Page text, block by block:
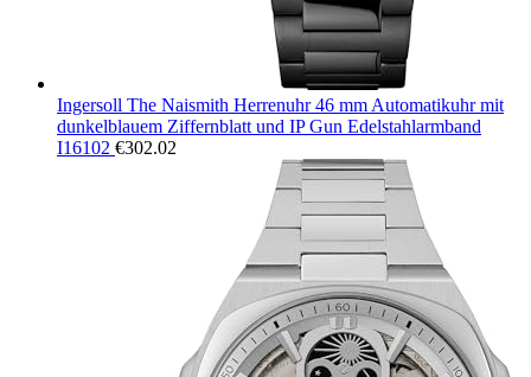
Ingersoll The Naismith Herrenuhr 46 mm Automatikuhr mit
dunkelblauem Ziffernblatt und IP Gun Edelstahlarmband
I16102 €302.02